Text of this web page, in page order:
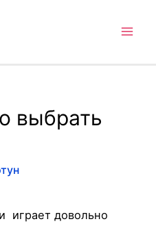
выбрать
играет довольно